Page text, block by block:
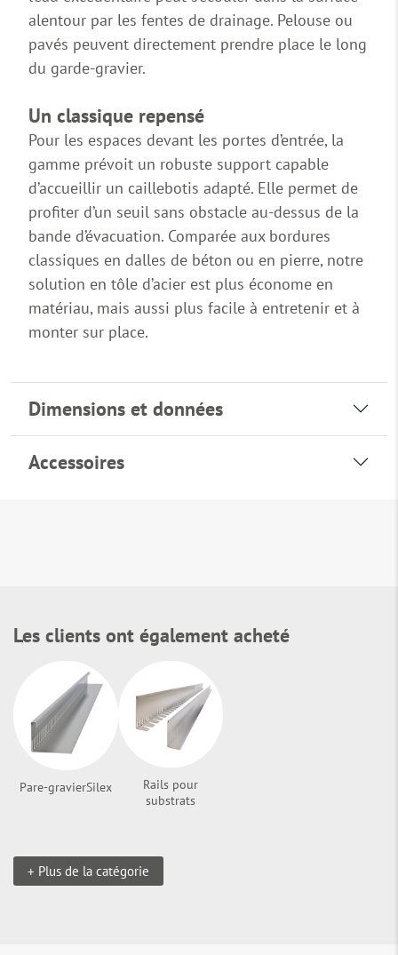
alentour par les fentes de drainage. Pelouse ou
pavés peuvent directement prendre place le long
du garde-gravier.
Un classique repensé
Pour les espaces devant les portes d’entrée, la
gamme prévoit un robuste support capable
d’accueillir un caillebotis adapté. Elle permet de
profiter d’un seuil sans obstacle au-dessus de la
bande d’évacuation. Comparée aux bordures
classiques en dalles de béton ou en pierre, notre
solution en tôle d’acier est plus économe en
matériau, mais aussi plus facile à entretenir et à
monter sur place.
Dimensions et données
Accessoires
Les clients ont également acheté
Pare-gravierSilex
Rails pour
substrats
+ Plus de la catégorie